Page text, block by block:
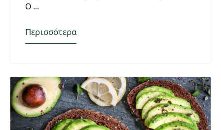
Ο
Περισσότερα